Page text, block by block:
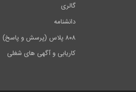
گالری
دانشنامه
۸۰۸ پلاس (پرسش و پاسخ)
کاریابی و آگهی های شغلی